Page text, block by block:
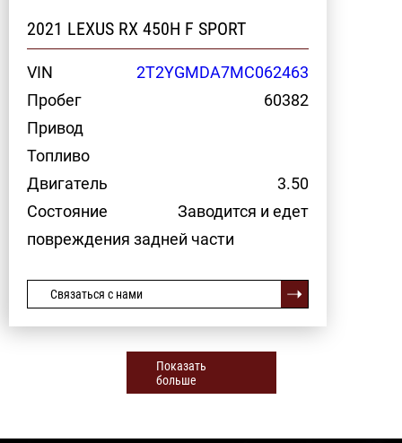
2021 LEXUS RX 450H F SPORT
VIN
2T2YGMDA7MC062463
Пробег
60382
Привод
Топливо
Двигатель
3.50
Состояние
Заводится и едет
повреждения задней части
Связаться с нами
Показать
больше